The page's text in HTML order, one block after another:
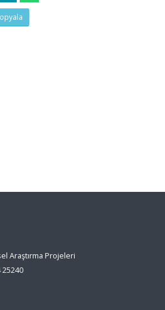
Araştırma Projeleri